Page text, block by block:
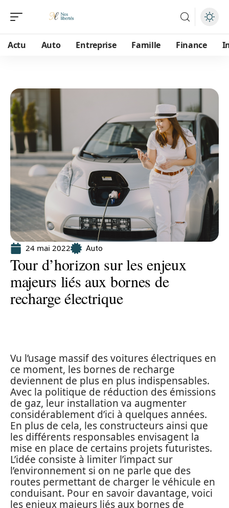
Actu Auto Entreprise Famille Finance
24 mai 2022 Auto
Tour d’horizon sur les enjeux
majeurs liés aux bornes de
recharge électrique
Vu l’usage massif des voitures électriques en
ce moment, les bornes de recharge
deviennent de plus en plus indispensables.
Avec la politique de réduction des émissions
de gaz, leur installation va augmenter
considérablement d’ici à quelques années.
En plus de cela, les constructeurs ainsi que
les différents responsables envisagent la
mise en place de certains projets futuristes.
L’idée consiste à limiter l’impact sur
l’environnement si on ne parle que des
routes permettant de charger le véhicule en
conduisant. Pour en savoir davantage, voici
les enjeux majeurs liés aux bornes de